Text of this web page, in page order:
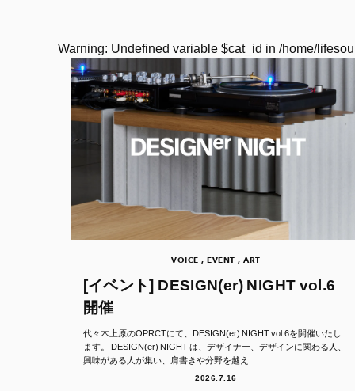
Warning: Undefined variable $cat_id in /home/
VOICE , EVENT , ART
[イベント] DESIGN(er) NIGHT vol.6
開催
代々木上原のOPRCTにて、DESIGN(er) NIGHT vol.6を開催いたし
ます。 DESIGN(er) NIGHT は、デザイナー、デザインに関わる人、
興味がある人が集い、肩書きや分野を越え...
2026.7.16